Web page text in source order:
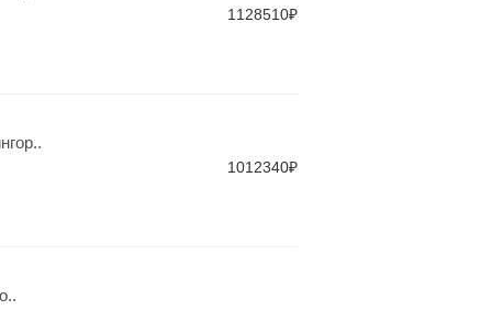
1128510₽
1012340₽